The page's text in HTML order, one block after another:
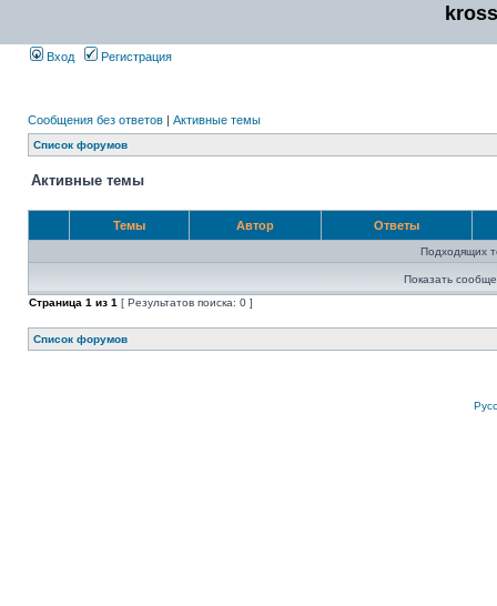
Вход Регистрация
Сообщения без ответов | Активные темы
Список форумов
Активные темы
Темы Автор Ответы
Подходящих
Показать
Страница 1 из 1 [ Результатов поиска: 0 ]
Список форумов